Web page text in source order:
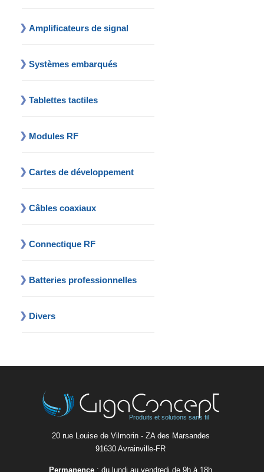
Amplificateurs de signal
Systèmes embarqués
Tablettes tactiles
Modules RF
Cartes de développement
Câbles coaxiaux
Connectique RF
Batteries professionnelles
Divers
Produits et solutions sans fil
20 rue Louise de Vilmorin - ZA des Marsandes
91630 Avrainvilleㅤ-ㅤFR
Permanence : du lundi au vendredi de 9h à 18h